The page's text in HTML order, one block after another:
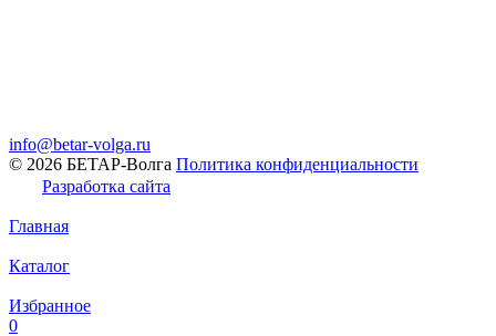
info@betar-volga.ru
© 2026 БЕТАР-Волга Политика конфиденциальности
Разработка сайта
Главная
Каталог
Избранное
0